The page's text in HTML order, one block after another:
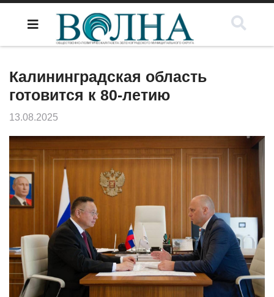
Калининградская область
готовится к 80-летию
13.08.2025